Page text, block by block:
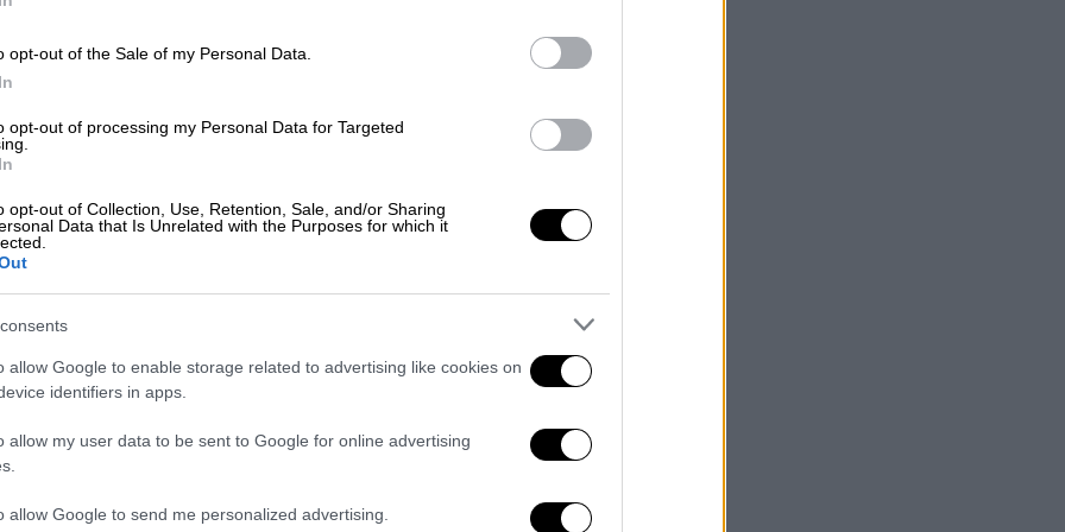
opt-out of the Sale of my Personal Data.
opt-out of processing my Personal Data for Targeted
opt-out of Collection, Use, Retention, Sale, and/or Sharing
Data that Is Unrelated with the Purposes for which it
allow Google to enable storage related to advertising like cookies on
identifiers in apps.
allow my user data to be sent to Google for online advertising
allow Google to send me personalized advertising.
Πολιτική 10.08.2024 18:24
Παραιτήθηκε από βουλευτής ο
πάρει έδρα ο Κασσελάκης
πάρει την έδρα ο Κασσελάκης - Η
ανακοίνωση της Κουμουνδούρου
Πολιτικό Παρασκήνιο|19.03.2024 12:51
στρατό: Να αλλάξει όνομα η